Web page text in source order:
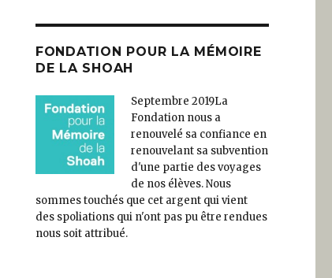
FONDATION POUR LA MÉMOIRE
DE LA SHOAH
Septembre 2019La
Fondation nous a
renouvelé sa confiance en
renouvelant sa subvention
d'une partie des voyages
de nos élèves. Nous
sommes touchés que cet argent qui vient
des spoliations qui n'ont pas pu être rendues
nous soit attribué.